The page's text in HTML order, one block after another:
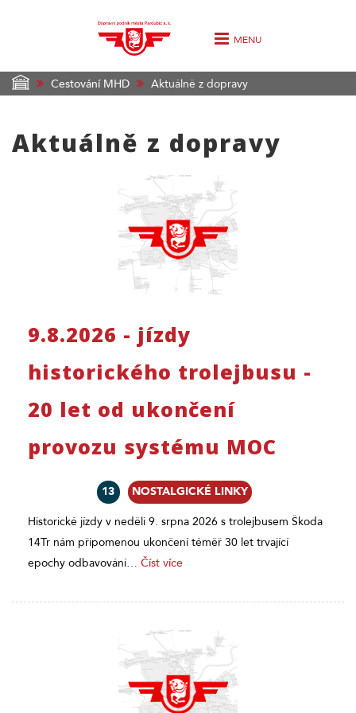
MENU
Cestování MHD Aktuálně z dopravy
Aktuálně z dopravy
9.8.2026 - jízdy
historického trolejbusu -
20 let od ukončení
provozu systému MOC
13
NOSTALGICKÉ LINKY
Historické jízdy v neděli 9. srpna 2026 s trolejbusem Škoda
14Tr nám připomenou ukončení téměř 30 let trvající
epochy odbavování… Číst více